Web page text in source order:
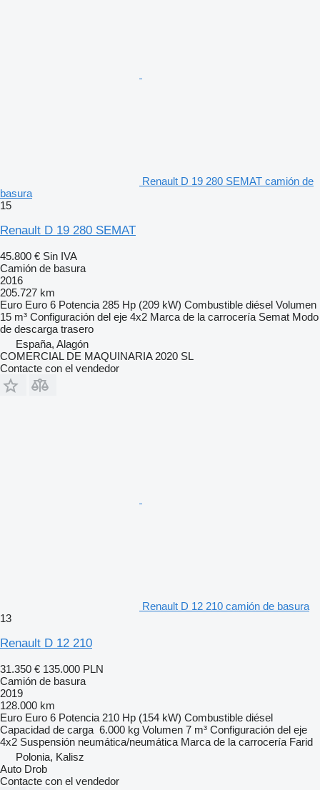
Renault D 19 280 SEMAT camión de
basura
15
Renault D 19 280 SEMAT
45.800 € Sin IVA
Camión de basura
2016
205.727 km
Euro Euro 6 Potencia 285 Hp (209 kW) Combustible diésel Volumen
15 m³ Configuración del eje 4x2 Marca de la carrocería Semat Modo
de descarga trasero
España, Alagón
COMERCIAL DE MAQUINARIA 2020 SL
Contacte con el vendedor
Renault D 12 210 camión de basura
13
Renault D 12 210
31.350 € 135.000 PLN
Camión de basura
2019
128.000 km
Euro Euro 6 Potencia 210 Hp (154 kW) Combustible diésel
Capacidad de carga 6.000 kg Volumen 7 m³ Configuración del eje
4x2 Suspensión neumática/neumática Marca de la carrocería Farid
Polonia, Kalisz
Auto Drob
Contacte con el vendedor